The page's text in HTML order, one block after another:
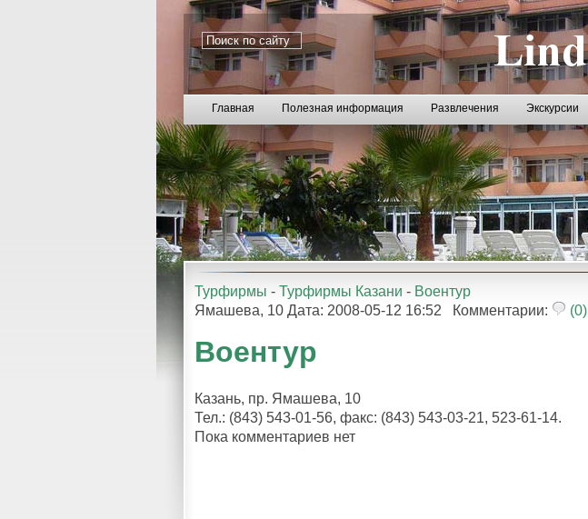
Главная Полезная информация Развлечения Экскурсии
Турфирмы - Турфирмы Казани - Воентур
Ямашева, 10 Дата: 2008-05-12 16:52 Комментарии:
(0)
Воентур
Казань, пр. Ямашева, 10
Тел.: (843) 543-01-56, факс: (843) 543-03-21, 523-61-14.
Пока комментариев нет